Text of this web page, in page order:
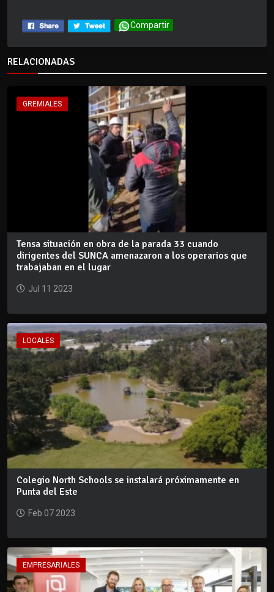
Compartir
RELACIONADAS
GREMIALES
Tensa situación en obra de la parada 33 cuando
dirigentes del SUNCA amenazaron a los operarios que
trabajaban en el lugar
Jul 11 2023
LOCALES
Colegio North Schools se instalará próximamente en
Punta del Este
Feb 07 2023
EMPRESARIALES